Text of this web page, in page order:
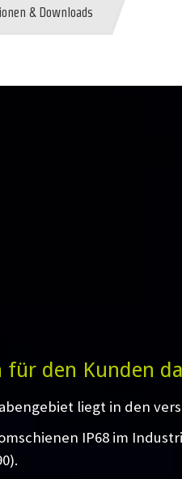
& Downloads
den Kunden da
liegt in den
IP68 im